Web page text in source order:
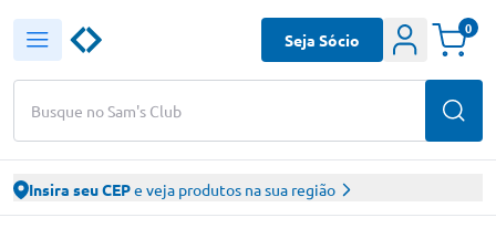
Busque no Sam's Club
Seja Sócio
0
Insira seu CEPe veja produtos na sua região